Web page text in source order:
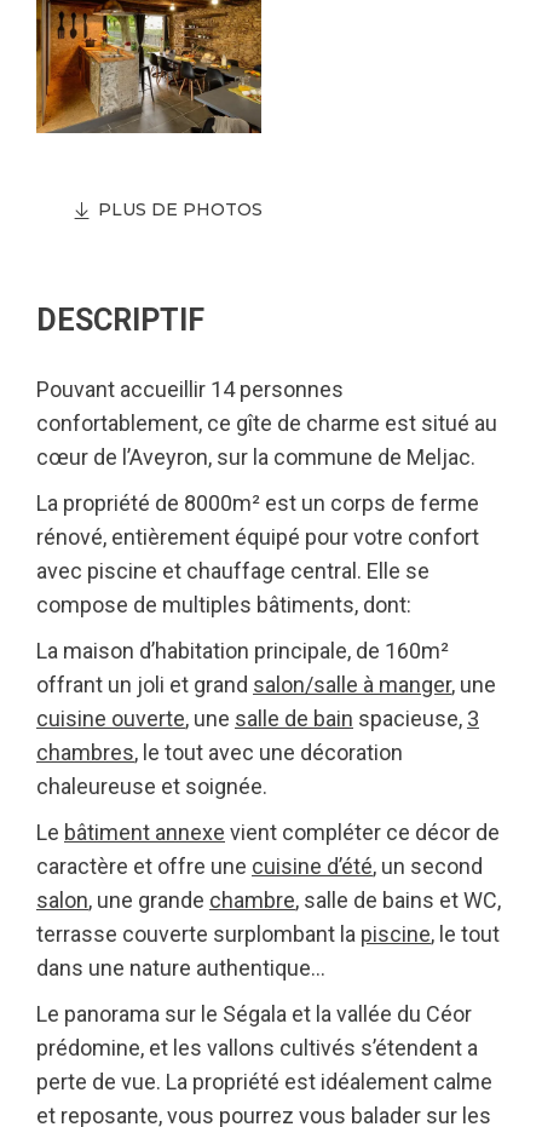
PLUS DE PHOTOS
DESCRIPTIF
Pouvant accueillir 14 personnes
confortablement, ce gîte de charme est situé au
cœur de l’Aveyron, sur la commune de Meljac.
La propriété de 8000m² est un corps de ferme
rénové, entièrement équipé pour votre confort
avec piscine et chauffage central. Elle se
compose de multiples bâtiments, dont:
La maison d’habitation principale, de 160m²
offrant un joli et grand salon/salle à manger, une
cuisine ouverte, une salle de bain spacieuse, 3
chambres, le tout avec une décoration
chaleureuse et soignée.
Le bâtiment annexe vient compléter ce décor de
caractère et offre une cuisine d’été, un second
salon, une grande chambre, salle de bains et WC,
terrasse couverte surplombant la piscine, le tout
dans une nature authentique…
Le panorama sur le Ségala et la vallée du Céor
prédomine, et les vallons cultivés s’étendent a
perte de vue. La propriété est idéalement calme
et reposante, vous pourrez vous balader sur les